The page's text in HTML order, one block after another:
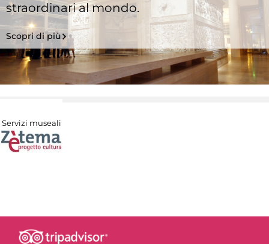
straordinari al mondo.
Scopri di più
Servizi museali